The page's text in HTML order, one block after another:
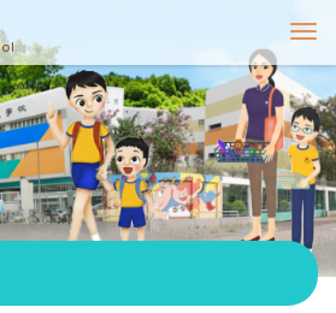
T
o
g
g
l
e
n
v
g